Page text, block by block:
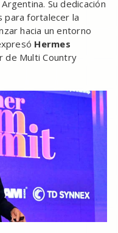
Su dedicación
para fortalecer la
hacia un entorno
Hermes
de Multi Country